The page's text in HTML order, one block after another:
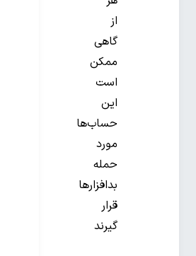
از
گاهی
ممکن
است
این
حساب‌ها
مورد
حمله
بدافزارها
قرار
گیرند